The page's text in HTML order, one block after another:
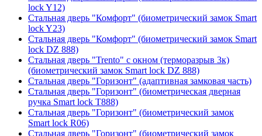
lock Y12)
Стальная дверь "Комфорт" (биометрический замок Smart
lock Y23)
Стальная дверь "Комфорт" (биометрический замок Smart
lock DZ 888)
Стальная дверь "Trento" с окном (терморазрыв 3к)
(биометрический замок Smart lock DZ 888)
Стальная дверь "Горизонт" (адаптивная замковая часть)
Стальная дверь "Горизонт" (биометрическая дверная
ручка Smart lock T888)
Стальная дверь "Горизонт" (биометрический замок
Smart lock R06)
Стальная дверь "Горизонт" (биометрический замок